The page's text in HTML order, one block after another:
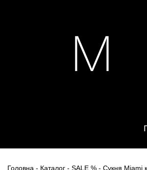
Головна - Каталог - SALE % - Сукня Miami